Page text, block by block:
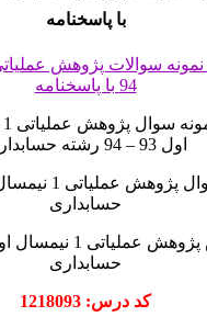
با پاسخنامه
اول 93 – 94 رشته حسابداری
حسابداری
حسابداری
کد درس: 1218093